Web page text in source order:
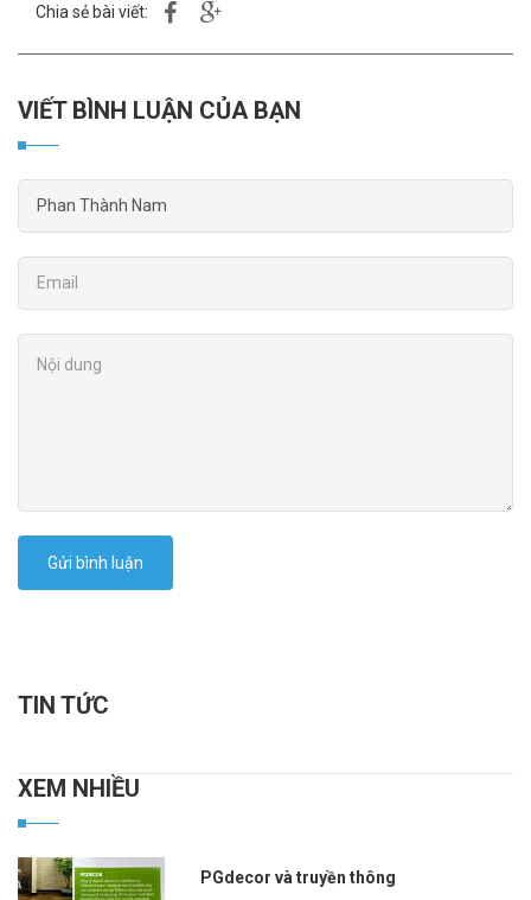
Chia sẻ bài viết:
VIẾT BÌNH LUẬN CỦA BẠN
Gửi bình luận
TIN TỨC
XEM NHIỀU
PGdecor và truyền thông